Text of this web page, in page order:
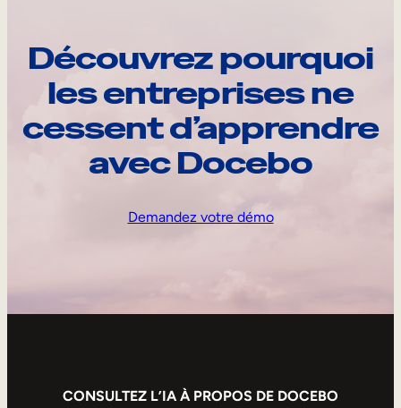
Découvrez pourquoi
les entreprises ne
cessent d’apprendre
avec Docebo
Demandez votre démo
CONSULTEZ L’IA À PROPOS DE DOCEBO